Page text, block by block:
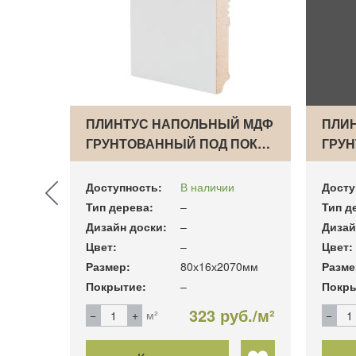
ПЛИНТУС НАПОЛЬНЫЙ МДФ
ГРУНТОВАННЫЙ ПОД ПОК…
Доступность:
В наличии
Тип дерева:
–
Дизайн доски:
–
Цвет:
–
Размер:
80х16х2070мм
Покрытие:
–
м²
323 руб./м²
Тип
Цвет: